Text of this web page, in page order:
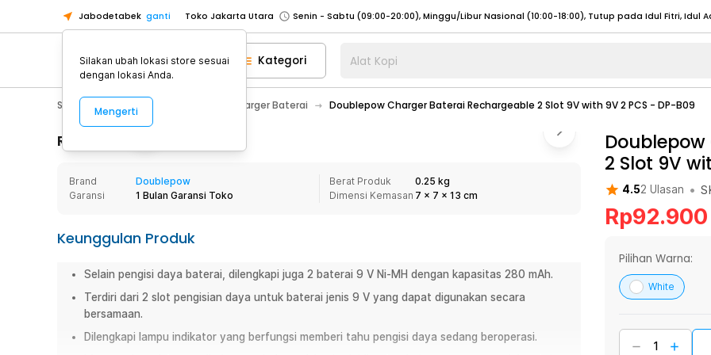
Jabodetabek ganti Toko Jakarta Utara
Toko Tangerang
Toko Cikupa
Pick n Go Jakarta Barat
Senin - Jumat (07:00 - 20:00), Sabtu - Minggu (08:00 - 20:00), Tutup pada Idul Fitri
Pick n Go Bekasi
Senin - Jumat (08:00 - 20:00), Sabtu - Minggu/ Libur Nasional (08:00 - 17:00) Selengkapnya
Senin - Jumat (08:00 - 20:00), Sabtu - Minggu/ Libur Nasional (08:00 - 17:00) Selengkapnya
Senin - Sabtu (09:00-20:00), Minggu/Libur Nasional (12:00-20:00), Tutup pada Idul Fitri
Toko Jakarta Barat
Senin - Sabtu (09:00-20:00), Minggu/Libur Nasional (12:00-20:00), Tutup pada Idul Fitri
Toko Tangerang
Pick n Go Jakarta Barat
Senin - Jumat (07:00 - 20:00), Sabtu - Minggu (08:00 - 20:00), Tutup pada Idul Fitri
Pick n Go Bekasi
Senin - Jumat (08:00 - 20:00), Sabtu - Minggu/ Libur Nasional (08:00 - 17:00)
Selengkapnya
Kategori Alat Kopi
Sport & Outdoor Charger Baterai Doublepow Charger Baterai Rechargeable 2 Slot 9V with 9V 2 PCS - DP-B09
Rincian Produk
Brand
Doublepow
Garansi
1 Bulan Garansi Toko
Berat Produk
0.25 kg
Dimensi Kemasan 7 x 7 x 13 cm
Keunggulan Produk
Selain pengisi daya baterai, dilengkapi juga 2 baterai 9 V Ni-MH dengan kapasitas 280 mAh.
Terdiri dari 2 slot pengisian daya untuk baterai jenis 9 V yang dapat digunakan secara
bersamaan.
Dilengkapi lampu indikator yang berfungsi memberi tahu pengisi daya sedang beroperasi.
2 Slot 9V
4.52 Ulasan •
Rp92.900
Pilihan Warna:
White
Silakan ubah lokasi store sesuai
dengan lokasi Anda.
Mengerti